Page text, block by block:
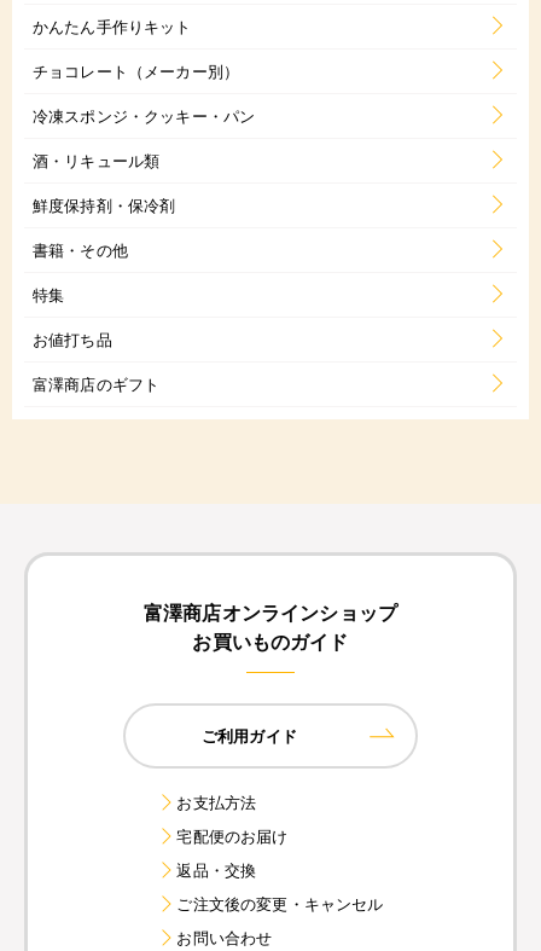
かんたん手作りキット
チョコレート（メーカー別）
冷凍スポンジ・クッキー・パン
酒・リキュール類
鮮度保持剤・保冷剤
書籍・その他
特集
お値打ち品
富澤商店のギフト
富澤商店オンラインショップ
お買いものガイド
ご利用ガイド
お支払方法
宅配便のお届け
返品・交換
ご注文後の変更・キャンセル
お問い合わせ